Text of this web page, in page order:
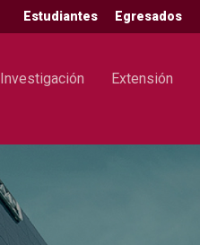
Estudiantes Egresados
Investigación Extensión